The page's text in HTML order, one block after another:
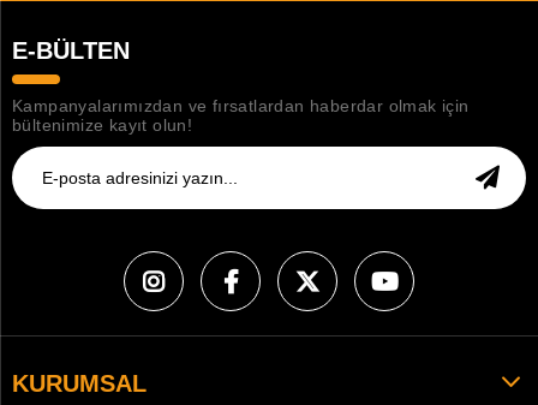
E-BÜLTEN
Kampanyalarımızdan ve fırsatlardan haberdar olmak için
bültenimize kayıt olun!
KURUMSAL